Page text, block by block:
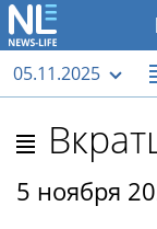
05.11.2025
5 ноября